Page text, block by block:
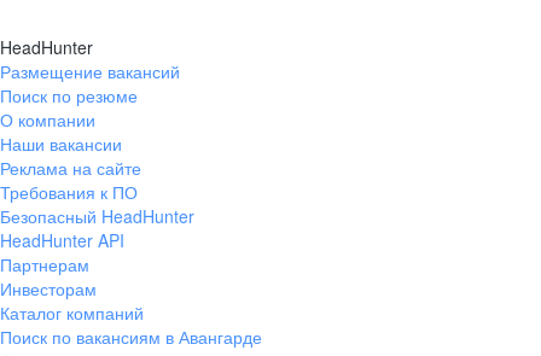
HeadHunter
Размещение вакансий
Поиск по резюме
О компании
Наши вакансии
Реклама на сайте
Требования к ПО
Безопасный HeadHunter
HeadHunter API
Партнерам
Инвесторам
Каталог компаний
Поиск по вакансиям в Авангарде